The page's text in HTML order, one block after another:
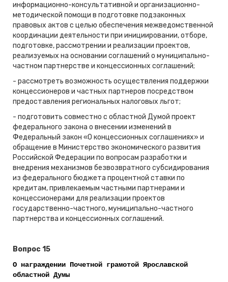
информационно-консультативной и организационно-
методической помощи в подготовке подзаконных
правовых актов с целью обеспечения межведомственной
координации деятельности при инициировании, отборе,
подготовке, рассмотрении и реализации проектов,
реализуемых на основании соглашений о муниципально-
частном партнерстве и концессионных соглашений;
- рассмотреть возможность осуществления поддержки
концессионеров и частных партнеров посредством
предоставления региональных налоговых льгот;
- подготовить совместно с областной Думой проект
федерального закона о внесении изменений в
Федеральный закон «О концессионных соглашениях» и
обращение в Министерство экономического развития
Российской Федерации по вопросам разработки и
внедрения механизмов безвозвратного субсидирования
из федерального бюджета процентной ставки по
кредитам, привлекаемым частными партнерами и
концессионерами для реализации проектов
государственно-частного, муниципально-частного
партнерства и концессионных соглашений.
Вопрос 15
О награждении Почетной грамотой Ярославской
областной Думы